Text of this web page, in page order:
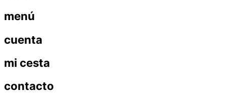
menú
cuenta
mi cesta
contacto